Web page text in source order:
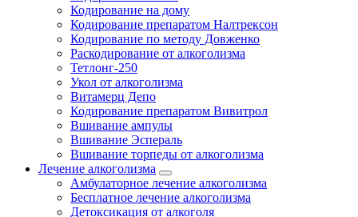
Кодирование на дому
Кодирование препаратом Налтрексон
Кодирование по методу Довженко
Раскодирование от алкоголизма
Тетлонг-250
Укол от алкоголизма
Витамерц Депо
Кодирование препаратом Вивитрол
Вшивание ампулы
Вшивание Эспераль
Вшивание торпеды от алкоголизма
Лечение алкоголизма
Амбулаторное лечение алкоголизма
Бесплатное лечение алкоголизма
Детоксикация от алкоголя